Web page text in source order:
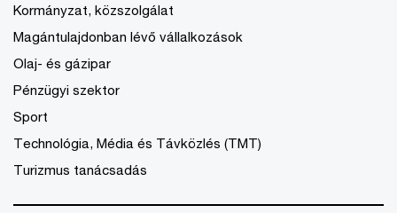
Kormányzat, közszolgálat
Magántulajdonban lévő vállalkozások
Olaj- és gázipar
Pénzügyi szektor
Sport
Technológia, Média és Távközlés (TMT)
Turizmus tanácsadás